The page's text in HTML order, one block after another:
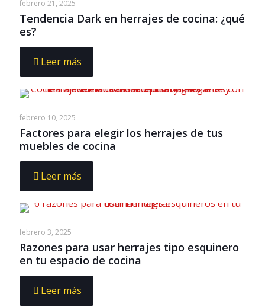
febrero 21, 2025
Tendencia Dark en herrajes de cocina: ¿qué
es?
Leer más
febrero 10, 2025
Factores para elegir los herrajes de tus
muebles de cocina
Leer más
febrero 3, 2025
Razones para usar herrajes tipo esquinero
en tu espacio de cocina
Leer más